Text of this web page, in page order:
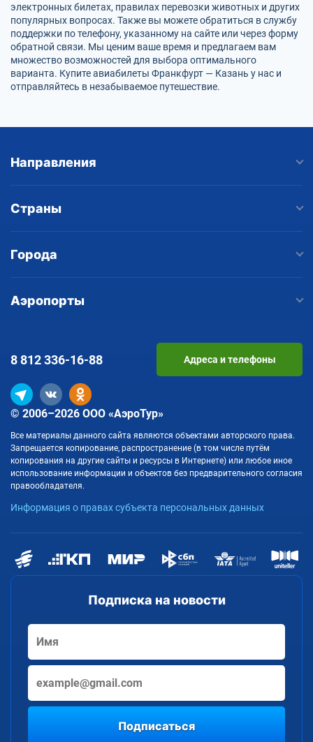
электронных билетах, правилах перевозки животных и других
популярных вопросах. Также вы можете обратиться в службу
поддержки по телефону, указанному на сайте или через форму
обратной связи. Мы ценим ваше время и предлагаем вам
множество возможностей для выбора оптимального
варианта. Купите авиабилеты Франкфурт — Казань у нас и
отправляйтесь в незабываемое путешествие.
Направления
Страны
Города
Аэропорты
Подписка на новости
Подписаться
© 2006–2026 ООО «АэроТур»
Все материалы данного сайта являются объектами авторского права.
Запрещается копирование, распространение (в том числе путём
копирования на другие сайты и ресурсы в Интернете) или любое иное
использование информации и объектов без предварительного согласия
правообладателя.
Информация о правах субъекта персональных данных
8 812336-16-88 Адреса и телефоны